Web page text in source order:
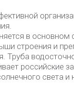
в основном
строения и
Труба
российские
света и